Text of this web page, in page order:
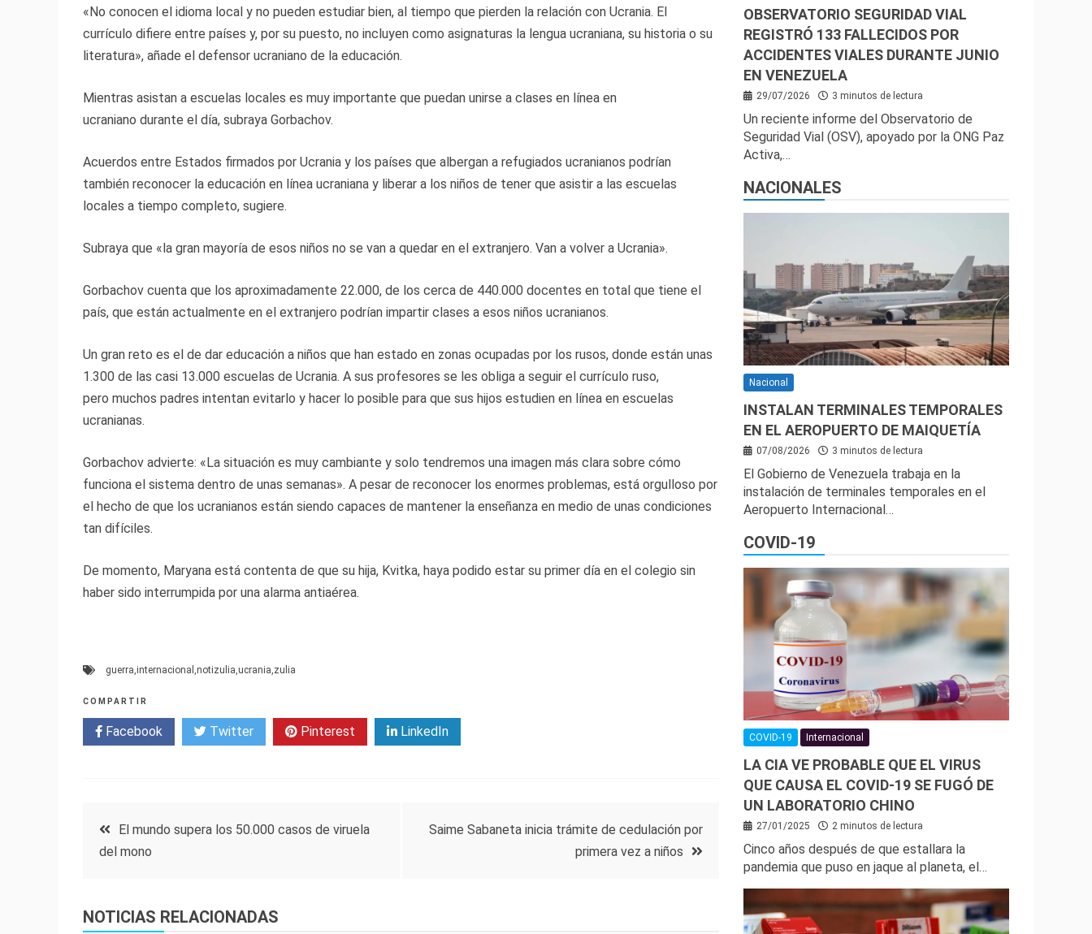
«No conocen el idioma local y no pueden estudiar bien, al tiempo que pierden la relación con Ucrania. El
currículo difiere entre países y, por su puesto, no incluyen como asignaturas la lengua ucraniana, su historia o su
literatura», añade el defensor ucraniano de la educación.
Mientras asistan a escuelas locales es muy importante que puedan unirse a clases en línea en
ucraniano durante el día, subraya Gorbachov.
Acuerdos entre Estados firmados por Ucrania y los países que albergan a refugiados ucranianos podrían
también reconocer la educación en línea ucraniana y liberar a los niños de tener que asistir a las escuelas
locales a tiempo completo, sugiere.
Subraya que «la gran mayoría de esos niños no se van a quedar en el extranjero. Van a volver a Ucrania».
Gorbachov cuenta que los aproximadamente 22.000, de los cerca de 440.000 docentes en total que tiene el
país, que están actualmente en el extranjero podrían impartir clases a esos niños ucranianos.
Un gran reto es el de dar educación a niños que han estado en zonas ocupadas por los rusos, donde están unas
1.300 de las casi 13.000 escuelas de Ucrania. A sus profesores se les obliga a seguir el currículo ruso,
pero muchos padres intentan evitarlo y hacer lo posible para que sus hijos estudien en línea en escuelas
ucranianas.
Gorbachov advierte: «La situación es muy cambiante y solo tendremos una imagen más clara sobre cómo
funciona el sistema dentro de unas semanas». A pesar de reconocer los enormes problemas, está orgulloso por
el hecho de que los ucranianos están siendo capaces de mantener la enseñanza en medio de unas condiciones
tan difíciles.
De momento, Maryana está contenta de que su hija, Kvitka, haya podido estar su primer día en el colegio sin
haber sido interrumpida por una alarma antiaérea.
guerra,internacional ,notizulia,ucrania,zulia
COMPARTIR
Facebook Twitter Pinterest LinkedIn
Navegación
entradas
El mundo supera los 50.000 casos de viruela
del mono
Saime Sabaneta inicia trámite de cedulación por
primera vez a niños
NOTICIAS RELACIONADAS
OBSERVATORIO SEGURIDAD VIAL
REGISTRÓ 133 FALLECIDOS POR
ACCIDENTES VIALES DURANTE JUNIO
EN VENEZUELA
29/07/2026 3 minutos de lectura
Un reciente informe del Observatorio de
Seguridad Vial (OSV), apoyado por la ONG Paz
Activa,…
NACIONALES
Nacional
INSTALAN TERMINALES TEMPORALES
EN EL AEROPUERTO DE MAIQUETÍA
07/08/2026 3 minutos de lectura
El Gobierno de Venezuela trabaja en la
instalación de terminales temporales en el
Aeropuerto Internacional…
COVID-19
COVID-19 Internacional
LA CIA VE PROBABLE QUE EL VIRUS
QUE CAUSA EL COVID-19 SE FUGÓ DE
UN LABORATORIO CHINO
27/01/2025 2 minutos de lectura
Cinco años después de que estallara la
pandemia que puso en jaque al planeta, el…